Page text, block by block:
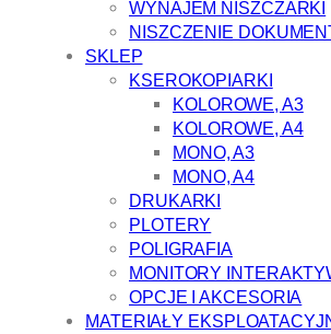
WYNAJEM NISZCZARKI
NISZCZENIE
SKLEP
KSEROKOPIARKI
KOLOROWE, A3
KOLOROWE, A4
MONO, A3
MONO, A4
DRUKARKI
PLOTERY
POLIGRAFIA
MONITORY
OPCJE I AKCESORIA
MATERIAŁY